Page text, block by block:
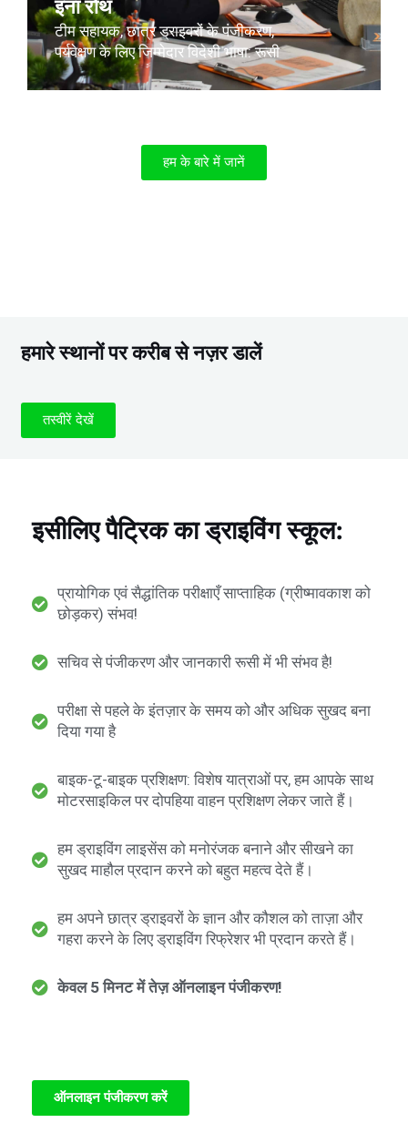
इना रोथ
टीम सहायक, छात्र ड्राइवरों के पंजीकरण,
पर्यवेक्षण के लिए जिम्मेदार विदेशी भाषा: रूसी
हम के बारे में जानें
हमारे स्थानों पर करीब से नज़र डालें
तस्वीरें देखें
इसीलिए पैट्रिक का ड्राइविंग स्कूल:
प्रायोगिक एवं सैद्धांतिक परीक्षाएँ साप्ताहिक (ग्रीष्मावकाश को
छोड़कर) संभव!
सचिव से पंजीकरण और जानकारी रूसी में भी संभव है!
परीक्षा से पहले के इंतज़ार के समय को और अधिक सुखद बना
दिया गया है
बाइक-टू-बाइक प्रशिक्षण: विशेष यात्राओं पर, हम आपके साथ
मोटरसाइकिल पर दोपहिया वाहन प्रशिक्षण लेकर जाते हैं।
हम ड्राइविंग लाइसेंस को मनोरंजक बनाने और सीखने का
सुखद माहौल प्रदान करने को बहुत महत्व देते हैं।
हम अपने छात्र ड्राइवरों के ज्ञान और कौशल को ताज़ा और
गहरा करने के लिए ड्राइविंग रिफ्रेशर भी प्रदान करते हैं।
केवल 5 मिनट में तेज़ ऑनलाइन पंजीकरण!
ऑनलाइन पंजीकरण करें